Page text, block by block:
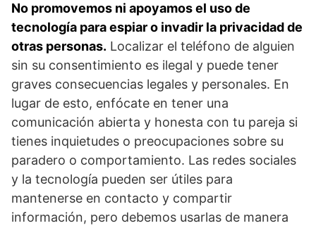
No promovemos ni apoyamos el uso de
tecnología para espiar o invadir la privacidad de
otras personas. Localizar el teléfono de alguien
sin su consentimiento es ilegal y puede tener
graves consecuencias legales y personales. En
lugar de esto, enfócate en tener una
comunicación abierta y honesta con tu pareja si
tienes inquietudes o preocupaciones sobre su
paradero o comportamiento. Las redes sociales
y la tecnología pueden ser útiles para
mantenerse en contacto y compartir
información, pero debemos usarlas de manera